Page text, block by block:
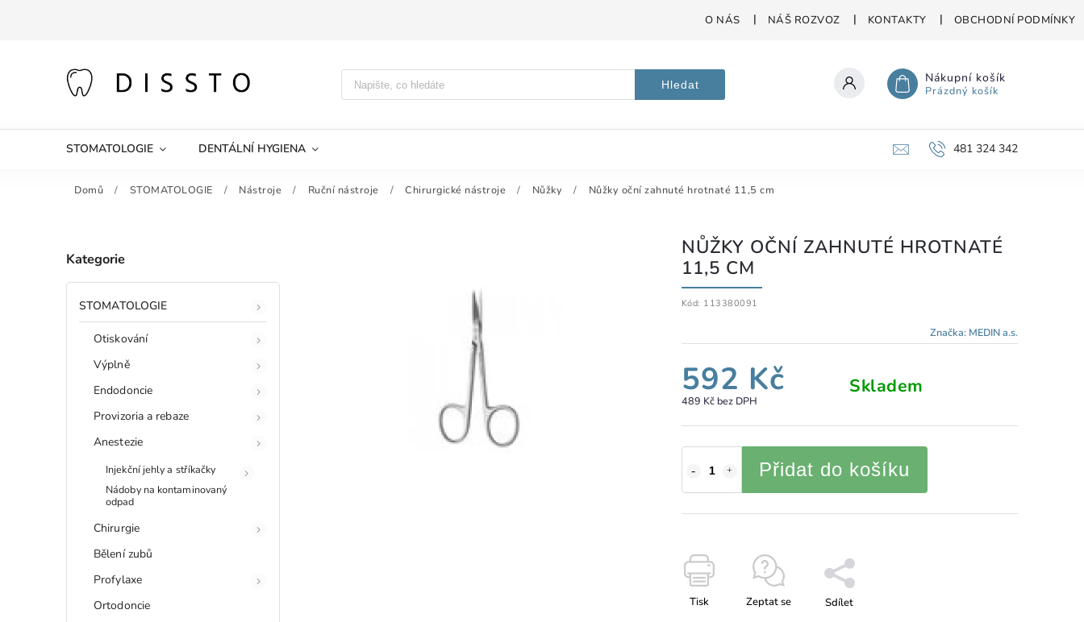
O NÁS NÁŠ ROZVOZ KONTAKTY OBCHODNÍ PODMÍNKY
Hledat Nákupní košík
Prázdný košík
STOMATOLOGIE DENTÁLNÍ HYGIENA 481 324 342
Domů / STOMATOLOGIE / Nástroje / Ruční nástroje / Chirurgické nástroje / Nůžky / Nůžky oční zahnuté hrotnaté 11,5 cm
Kategorie
STOMATOLOGIE
Otiskování
Výplně
Endodoncie
Provizoria a rebaze
Anestezie
Injekční jehly a stříkačky
Nádoby na kontaminovaný
odpad
Chirurgie
Bělení zubů
Profylaxe
Ortodoncie
NŮŽKY OČNÍ ZAHNUTÉ HROTNATÉ
11,5 CM
Kód: 113380091
Značka: MEDIN a.s.
592 Kč
489 Kč bez DPH
Skladem
Přidat do košíku
Tisk Zeptat se Sdílet